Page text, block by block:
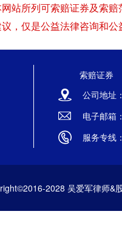
网站所列可索赔证券及索
，仅是公益法律咨询和公
索赔证券
公司地址
电子邮箱
服务专线
2028 吴爱军律师&